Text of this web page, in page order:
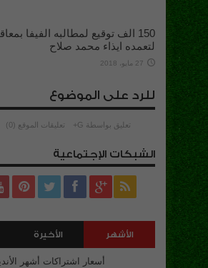
150 الف توقيع لمطالبه الفيفا
لتعمده ايذاء محمد صلاح
27 مايو، 2018
للرد على الموضوع
تعليقات الموقع (0) تعليق بواسطة G+
الشبكات الإجتماعية
الأشهر الأخيرة
أسعار اشتراكات أشهر